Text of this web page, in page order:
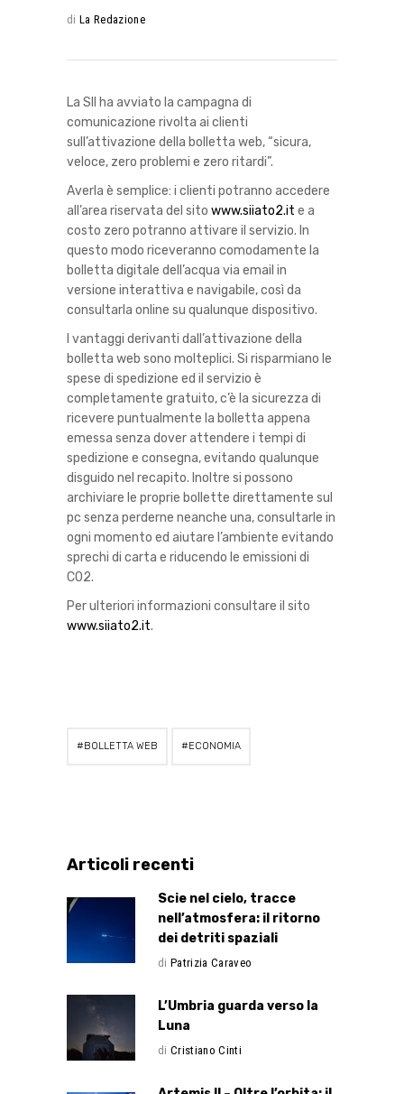
di La Redazione
La SII ha avviato la campagna di
comunicazione rivolta ai clienti
sull’attivazione della bolletta web, “sicura,
veloce, zero problemi e zero ritardi”.
Averla è semplice: i clienti potranno accedere
all’area riservata del sito www.siiato2.it e a
costo zero potranno attivare il servizio. In
questo modo riceveranno comodamente la
bolletta digitale dell’acqua via email in
versione interattiva e navigabile, così da
consultarla online su qualunque dispositivo.
I vantaggi derivanti dall’attivazione della
bolletta web sono molteplici. Si risparmiano le
spese di spedizione ed il servizio è
completamente gratuito, c’è la sicurezza di
ricevere puntualmente la bolletta appena
emessa senza dover attendere i tempi di
spedizione e consegna, evitando qualunque
disguido nel recapito. Inoltre si possono
archiviare le proprie bollette direttamente sul
pc senza perderne neanche una, consultarle in
ogni momento ed aiutare l’ambiente evitando
sprechi di carta e riducendo le emissioni di
CO2.
Per ulteriori informazioni consultare il sito
www.siiato2.it.
BOLLETTA WEB ECONOMIA
Articoli recenti
Scie nel cielo, tracce
nell’atmosfera: il ritorno
dei detriti spaziali
di Patrizia Caraveo
L’Umbria guarda verso la
Luna
di Cristiano Cinti